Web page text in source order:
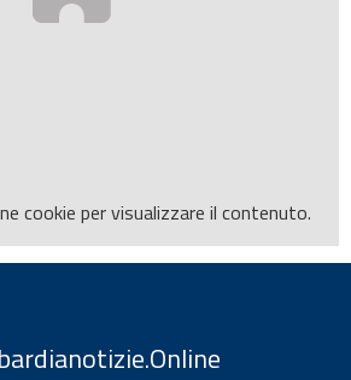
cookie per visualizzare il contenuto.